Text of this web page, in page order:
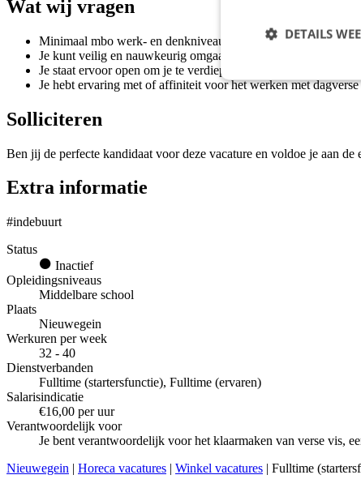
Wat wij vragen
Minimaal mbo werk- en denkniveau;
Je kunt veilig en nauwkeurig omgaan met een mes, of bent
Je staat ervoor open om je te verdiepen in voedselveiligheid
Je hebt ervaring met of affiniteit voor het werken met
Solliciteren
Ben jij de perfecte kandidaat voor deze vacature en voldoe je aan
Extra informatie
#indebuurt
Status
Inactief
Opleidingsniveaus
Middelbare school
Plaats
Nieuwegein
Werkuren per week
32 - 40
Dienstverbanden
Fulltime (startersfunctie), Fulltime (ervaren)
Salarisindicatie
€16,00 per uur
Verantwoordelijk voor
Je bent verantwoordelijk voor het klaarmaken van verse vis,
Nieuwegein | Horeca vacatures | Winkel vacatures | Fulltime
DETAILS